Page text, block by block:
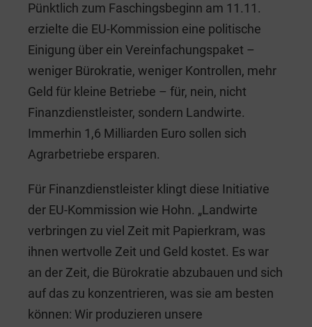
c
e
b
o
o
k
k
e
dI
n
ai
l
tt
er
Pünktlich zum Faschingsbeginn am 11.11.
erzielte die EU-Kommission eine politische
Einigung über ein Vereinfachungspaket –
weniger Bürokratie, weniger Kontrollen, mehr
Geld für kleine Betriebe – für, nein, nicht
Finanzdienstleister, sondern Landwirte.
Immerhin 1,6 Milliarden Euro sollen sich
Agrarbetriebe ersparen.
Für Finanzdienstleister klingt diese Initiative
der EU-Kommission wie Hohn. „Landwirte
verbringen zu viel Zeit mit Papierkram, was
ihnen wertvolle Zeit und Geld kostet. Es war
an der Zeit, die Bürokratie abzubauen und sich
auf das zu konzentrieren, was sie am besten
können: Wir produzieren unsere